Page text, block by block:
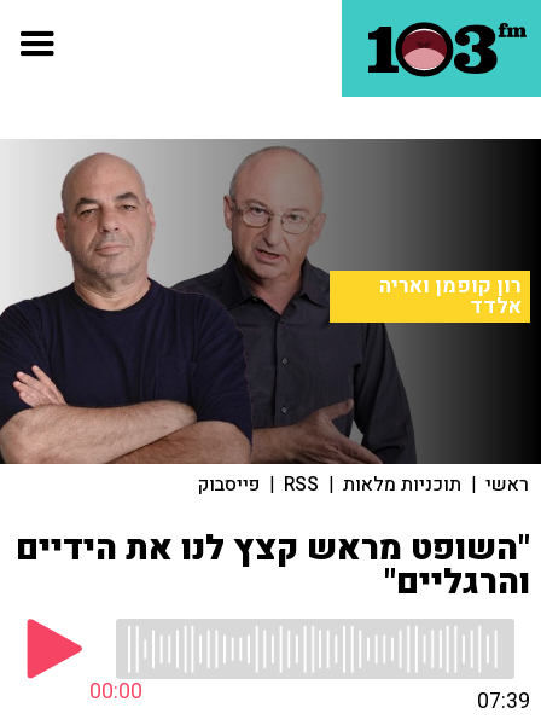
רון קופמן ואריה
אלדד
ראשי | תוכניות מלאות |
RSS
| פייסבוק
"השופט מראש קצץ לנו את הידיים
והרגליים"
00:00 07:39